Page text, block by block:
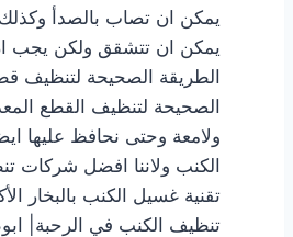
يمكن ان تصاب بالصدأ وكذلك
يمكن ان تتشقق ولكن يجب
الطريقة الصحيحة لتنظيف
الصحيحة لتنظيف القطع
ولامعة وحتى نحافظ عليها
الكنب ولاننا افضل شركات
تقنية غسيل الكنب بالبخار
تنظيف الكنب في الرحبة|